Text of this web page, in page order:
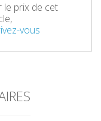
le prix de cet
vous